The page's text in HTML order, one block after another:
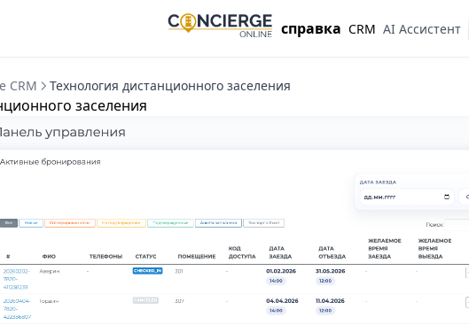
справка CRM AI Ассистент
CRM Технология дистанционного заселения
заселения